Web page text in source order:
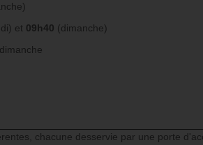
et 09h40 (dimanche)
chacune desservie par une porte